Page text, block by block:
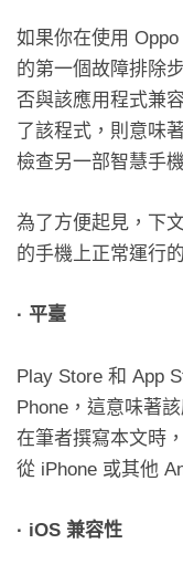
如果你在使用
的第一個故障排除
否與該應用程式兼
了該程式，則意味
檢查另一部智慧手
為了方便起見，下
的手機上正常運行
· 平臺
Play Store 和 App
Phone，這意味著
在筆者撰寫本文時
從 iPhone 或其他
· iOS 兼容性